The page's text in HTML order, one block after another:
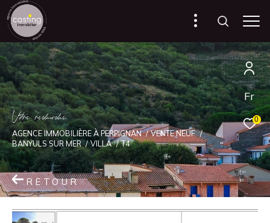
Fr
0
Vore recece
AGENCE IMMOBILIÈRE À PERPIGNAN
VENTE NEUF
BANYULS SUR MER
VILLA T4
RETOUR